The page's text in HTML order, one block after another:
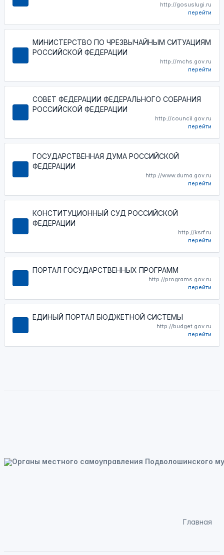
http://gosuslugi.ru
перейти
МИНИСТЕРСТВО ПО ЧРЕЗВЫЧАЙНЫМ СИТУАЦИЯМ
РОССИЙСКОЙ ФЕДЕРАЦИИ
http://mchs.gov.ru
перейти
СОВЕТ ФЕДЕРАЦИИ ФЕДЕРАЛЬНОГО СОБРАНИЯ
РОССИЙСКОЙ ФЕДЕРАЦИИ
http://council.gov.ru
перейти
ГОСУДАРСТВЕННАЯ ДУМА РОССИЙСКОЙ
ФЕДЕРАЦИИ
http://www.duma.gov.ru
перейти
КОНСТИТУЦИОННЫЙ СУД РОССИЙСКОЙ
ФЕДЕРАЦИИ
http://ksrf.ru
перейти
ПОРТАЛ ГОСУДАРСТВЕННЫХ ПРОГРАММ
http://programs.gov.ru
перейти
ЕДИНЫЙ ПОРТАЛ БЮДЖЕТНОЙ СИСТЕМЫ
http://budget.gov.ru
перейти
Главная